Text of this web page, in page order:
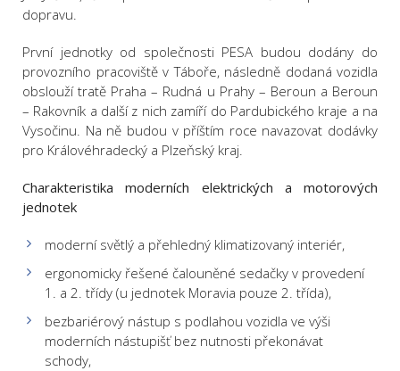
dopravu.
První jednotky od společnosti PESA budou dodány do
provozního pracoviště v Táboře, následně dodaná vozidla
obslouží tratě Praha – Rudná u Prahy – Beroun a Beroun
– Rakovník a další z nich zamíří do Pardubického kraje a na
Vysočinu. Na ně budou v příštím roce navazovat dodávky
pro Královéhradecký a Plzeňský kraj.
Charakteristika moderních elektrických a motorových
jednotek
moderní světlý a přehledný klimatizovaný interiér,
ergonomicky řešené čalouněné sedačky v provedení
1. a 2. třídy (u jednotek Moravia pouze 2. třída),
bezbariérový nástup s podlahou vozidla ve výši
moderních nástupišť bez nutnosti překonávat
schody,